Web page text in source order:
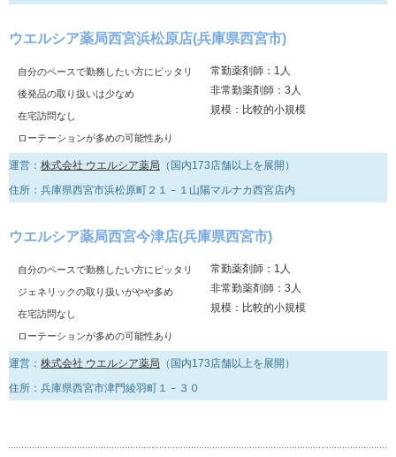
ウエルシア薬局西宮浜松原店(兵庫県西宮市)
自分のペースで勤務したい方にピッタリ
後発品の取り扱いは少なめ
在宅訪問なし
ローテーションが多めの可能性あり
常勤薬剤師：1人
非常勤薬剤師：3人
規模：比較的小規模
運営： 株式会社 ウエルシア薬局 （国内173店舗以上を展開）
住所：兵庫県西宮市浜松原町２１－１山陽マルナカ西宮店内
ウエルシア薬局西宮今津店(兵庫県西宮市)
自分のペースで勤務したい方にピッタリ
ジェネリックの取り扱いがやや多め
在宅訪問なし
ローテーションが多めの可能性あり
常勤薬剤師：1人
非常勤薬剤師：3人
規模：比較的小規模
運営： 株式会社 ウエルシア薬局 （国内173店舗以上を展開）
住所：兵庫県西宮市津門綾羽町１－３０